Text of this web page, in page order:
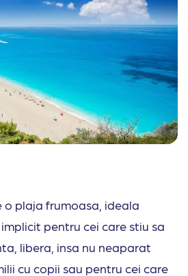
o plaja frumoasa, ideala
pentru cei care stiu sa
libera, insa nu neaparat
cu copii sau pentru cei care